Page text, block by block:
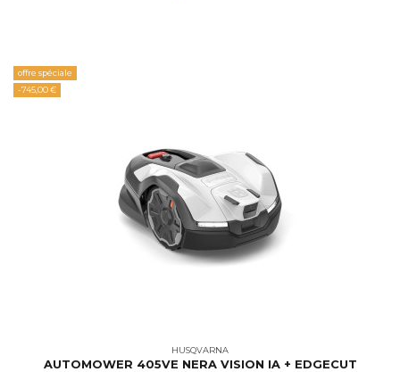
offre spéciale
-745,00 €
HUSQVARNA
AUTOMOWER 405VE NERA VISION IA + EDGECUT